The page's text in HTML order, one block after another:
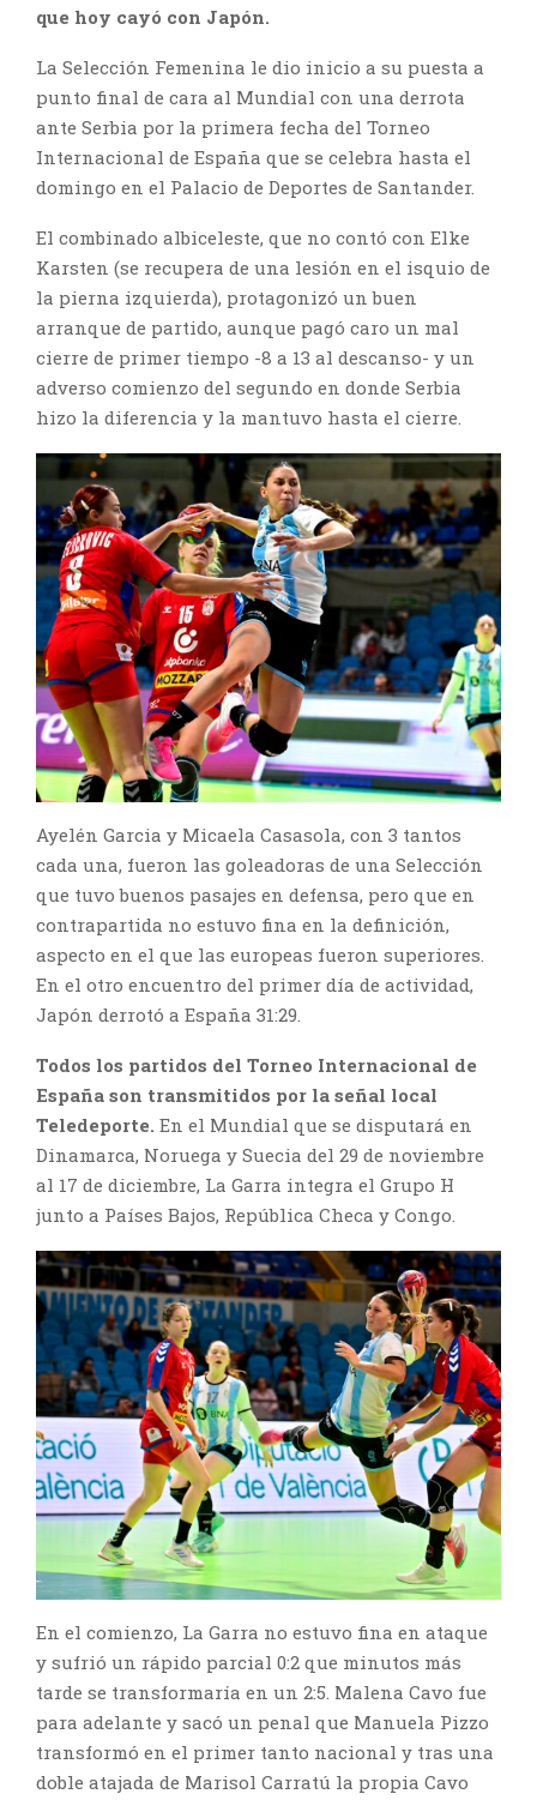
que hoy cayó con Japón.
La Selección Femenina le dio inicio a su puesta a
punto final de cara al Mundial con una derrota
ante Serbia por la primera fecha del Torneo
Internacional de España que se celebra hasta el
domingo en el Palacio de Deportes de Santander.
El combinado albiceleste, que no contó con Elke
Karsten (se recupera de una lesión en el isquio de
la pierna izquierda), protagonizó un buen
arranque de partido, aunque pagó caro un mal
cierre de primer tiempo -8 a 13 al descanso- y un
adverso comienzo del segundo en donde Serbia
hizo la diferencia y la mantuvo hasta el cierre.
Ayelén Garcia y Micaela Casasola, con 3 tantos
cada una, fueron las goleadoras de una Selección
que tuvo buenos pasajes en defensa, pero que en
contrapartida no estuvo fina en la definición,
aspecto en el que las europeas fueron superiores.
En el otro encuentro del primer día de actividad,
Japón derrotó a España 31:29.
Todos los partidos del Torneo Internacional de
España son transmitidos por la señal local
Teledeporte. En el Mundial que se disputará en
Dinamarca, Noruega y Suecia del 29 de noviembre
al 17 de diciembre, La Garra integra el Grupo H
junto a Países Bajos, República Checa y Congo.
En el comienzo, La Garra no estuvo fina en ataque
y sufrió un rápido parcial 0:2 que minutos más
tarde se transformaría en un 2:5. Malena Cavo fue
para adelante y sacó un penal que Manuela Pizzo
transformó en el primer tanto nacional y tras una
doble atajada de Marisol Carratú la propia Cavo